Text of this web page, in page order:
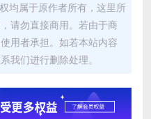
均属于原作者所有，这里所
请勿直接商用。若由于商
用者承担。如若本站内容
我们进行删除处理。